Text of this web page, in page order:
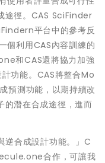
途徑。CAS SciFinder
平台中的參考反
個利用CAS內容訓練的
和CAS還將協力加強
功能。CAS將整合Mo
預測功能，以期持續改
的潛在合成途徑，進而
逆合成設計功能。」C
合作，可讓我